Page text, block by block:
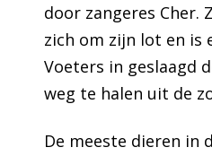
door zangeres Cher.
zich om zijn lot en is
Voeters in geslaagd
weg te halen uit de
De meeste dieren in